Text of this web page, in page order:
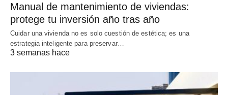
Manual de mantenimiento de viviendas:
protege tu inversión año tras año
Cuidar una vivienda no es solo cuestión de estética; es una
estrategia inteligente para preservar…
3 semanas hace